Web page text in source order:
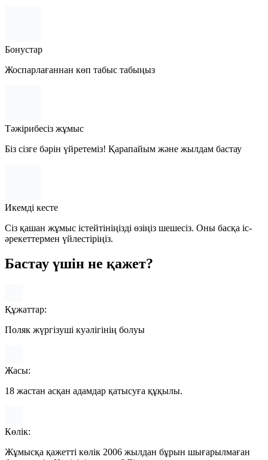
Бонустар
Жоспарлағаннан көп табыс табыңыз
Тәжірибесіз жұмыс
Біз сізге бәрін үйретеміз! Қарапайым және жылдам бастау
Икемді кесте
Сіз қашан жұмыс істейтініңізді өзіңіз шешесіз. Оны басқа іс-
әрекеттермен үйлестіріңіз.
Бастау үшін не қажет?
Құжаттар:
Поляк жүргізуші куәлігінің болуы
Жасы:
18 жастан асқан адамдар қатысуға құқылы.
Көлік:
Жұмысқа қажетті көлік 2006 жылдан бұрын шығарылмаған